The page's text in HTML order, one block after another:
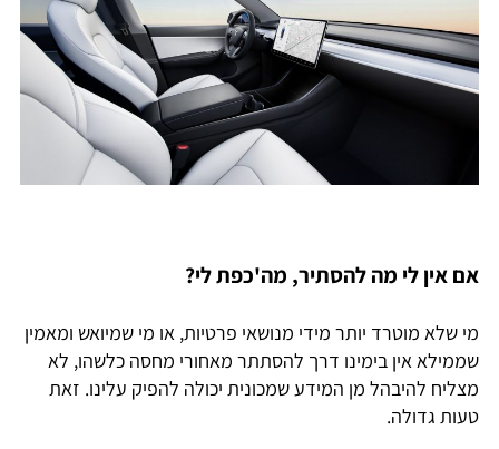
אם אין לי מה להסתיר, מה'כפת לי?
מי שלא מוטרד יותר מידי מנושאי פרטיות, או מי שמיואש ומאמין
שממילא אין בימינו דרך להסתתר מאחורי מחסה כלשהו, לא
מצליח להיבהל מן המידע שמכונית יכולה להפיק עלינו. זאת
טעות גדולה.